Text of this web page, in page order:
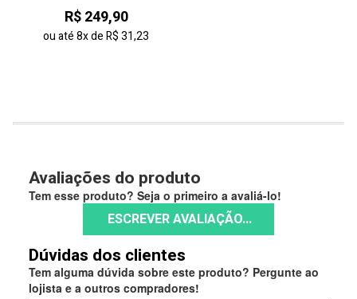
R$ 249,90
ou até8xdeR$ 31,23
Avaliações do produto
Tem esse produto? Seja o primeiro a avaliá-lo!
ESCREVER AVALIAÇÃO...
Dúvidas dos clientes
Tem alguma dúvida sobre este produto? Pergunte ao
lojista e a outros compradores!